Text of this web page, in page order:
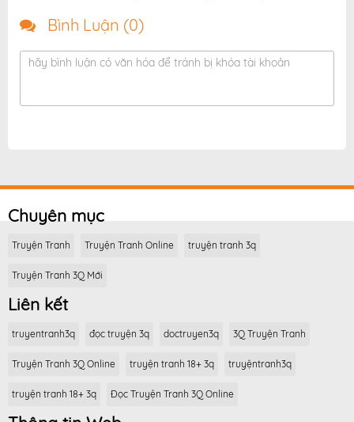
Bình Luận (0)
hãy bình luận có văn hóa để tránh bị khóa tài khoản
Chuyên mục
Truyện Tranh Truyện Tranh Online truyện tranh 3q
Truyện Tranh 3Q Mới
Liên kết
truyentranh3q đọc truyện 3q doctruyen3q 3Q Truyện Tranh
Truyện Tranh 3Q Online truyện tranh 18+ 3q truyệntranh3q
truyện tranh 18+ 3q Đọc Truyện Tranh 3Q Online